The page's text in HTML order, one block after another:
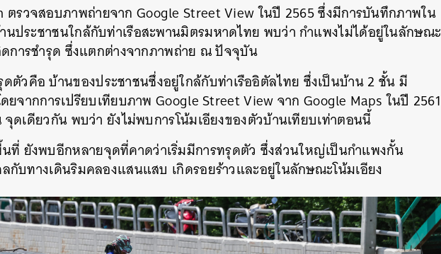
ตรวจสอบภาพถ่ายจาก Google Street View ในปี 2565 ซึ่งมีการบันทึกภาพใน
ประชาชนใกล้กับท่าเรือสะพานมิตรมหาดไทย พบว่า กำแพงไม่ได้อยู่ในลักษณะ
ดการชำรุด ซึ่งแตกต่างจากภาพถ่าย ณ ปัจจุบัน
ตัวคือ บ้านของประชาชนซึ่งอยู่ใกล้กับท่าเรืออิตัลไทย ซึ่งเป็นบ้าน 2 ชั้น มี
จากการเปรียบเทียบภาพ Google Street View จาก Google Maps ในปี 2561
ดเดียวกัน พบว่า ยังไม่พบการโน้มเอียงของตัวบ้านเทียบเท่าตอนนี้
ที่ ยังพบอีกหลายจุดที่คาดว่าเริ่มมีการทรุดตัว ซึ่งส่วนใหญ่เป็นกำแพงกั้น
บทางเดินริมคลองแสนแสบ เกิดรอยร้าวและอยู่ในลักษณะโน้มเอียง